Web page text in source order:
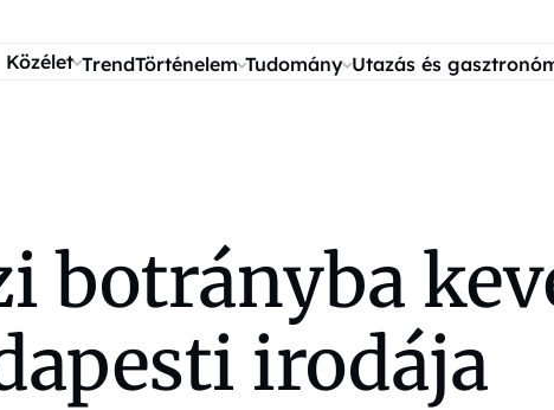
Közélet TrendTörténelem Tudomány Utazás és
botrányba
irodája